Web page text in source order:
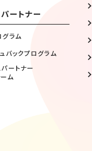
ートナー
ラム
バックプログラム
ートナー
ム